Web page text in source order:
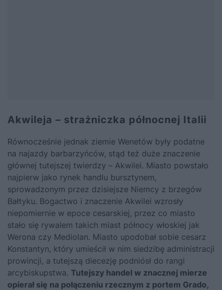
Akwileja – strażniczka północnej Italii
Równocześnie jednak ziemie Wenetów były podatne
na najazdy barbarzyńców, stąd też duże znaczenie
głównej tutejszej twierdzy – Akwilei. Miasto powstało
najpierw jako rynek handlu bursztynem,
sprowadzonym przez dzisiejsze Niemcy z brzegów
Bałtyku. Bogactwo i znaczenie Akwilei wzrosły
niepomiernie w epoce cesarskiej, przez co miasto
stało się rywalem takich miast północy włoskiej jak
Werona czy Mediolan. Miasto upodobał sobie cesarz
Konstantyn, który umieścił w nim siedzibę administracji
prowincji, a tutejszą diecezję podniósł do rangi
arcybiskupstwa. Tutejszy handel w znacznej mierze
opierał się na połączeniu rzecznym z portem Grado,